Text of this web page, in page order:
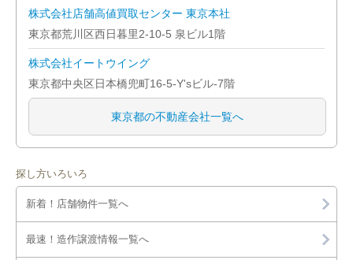
株式会社店舗高値買取センター 東京本社
東京都荒川区西日暮里2-10-5 泉ビル1階
株式会社イートウイング
東京都中央区日本橋兜町16-5-Y'sビル-7階
東京都の不動産会社一覧へ
探し方いろいろ
新着！店舗物件一覧へ
最速！造作譲渡情報一覧へ